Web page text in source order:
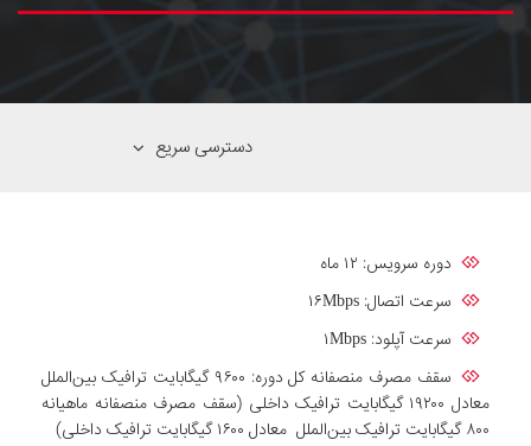
دسترسی سریع
دوره سرویس: ۱۲ ماه
سرعت اتصال: ۱۶Mbps
سرعت آپلود: ۱Mbps
سقف مصرف منصفانه کل دوره: ۹۶۰۰ گیگابایت ترافیک بین‌الملل
معادل ۱۹۲۰۰ گیگابایت ترافیک داخلی (سقف مصرف منصفانه ماهیانه
۸۰۰ گیگابایت ترافیک بین‌الملل معادل ۱۶۰۰ گیگابایت ترافیک داخلی)